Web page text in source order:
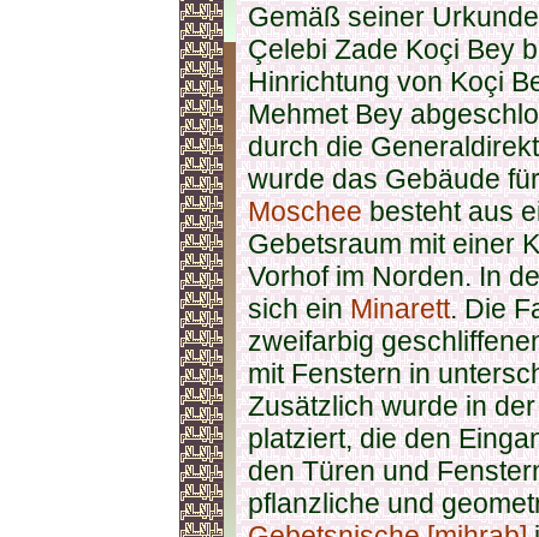
Gemäß seiner
Çelebi Zade Koçi Bey
Hinrichtung von Koçi
Mehmet Bey
durch die
wurde das Gebäude
Moscheebesteht aus
Gebetsraum mit einer
Vorhof im Norden. In
sich einMinarett. Die
zweifarbig
mit Fenstern in
Zusätzlich wurde in
platziert, die den
den Türen und
pflanzliche und